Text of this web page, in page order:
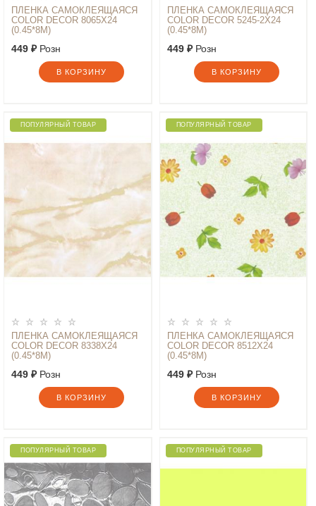
ПЛЕНКА САМОКЛЕЯЩАЯСЯ
COLOR DECOR 8065Х24
(0.45*8М)
449 ₽Розн
В КОРЗИНУ
ПЛЕНКА САМОКЛЕЯЩАЯСЯ
COLOR DECOR 5245-2Х24
(0.45*8М)
449 ₽Розн
В КОРЗИНУ
ПОПУЛЯРНЫЙ ТОВАР
ПЛЕНКА САМОКЛЕЯЩАЯСЯ
COLOR DECOR 8338Х24
(0.45*8М)
449 ₽Розн
В КОРЗИНУ
ПОПУЛЯРНЫЙ ТОВАР
ПЛЕНКА САМОКЛЕЯЩАЯСЯ
COLOR DECOR 8512Х24
(0.45*8М)
449 ₽Розн
В КОРЗИНУ
ПОПУЛЯРНЫЙ ТОВАР ПОПУЛЯРНЫЙ ТОВАР